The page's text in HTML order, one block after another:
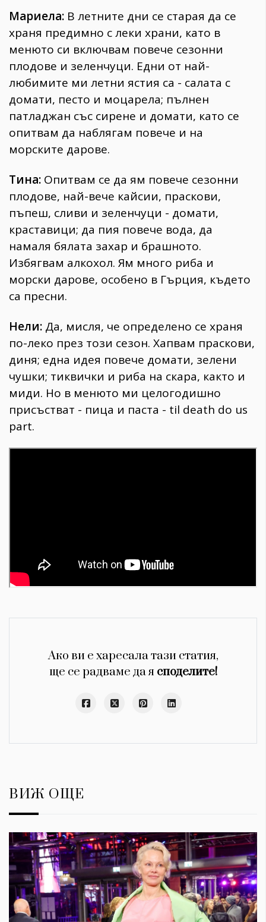
Мариела: В летните дни се старая да се
храня предимно с леки храни, като в
менюто си включвам повече сезонни
плодове и зеленчуци. Едни от най-
любимите ми летни ястия са - салата с
домати, песто и моцарела; пълнен
патладжан със сирене и домати, като се
опитвам да наблягам повече и на
морските дарове.
Тина: Опитвам се да ям повече сезонни
плодове, най-вече кайсии, праскови,
пъпеш, сливи и зеленчуци - домати,
краставици; да пия повече вода, да
намаля бялата захар и брашното.
Избягвам алкохол. Ям много риба и
морски дарове, особено в Гърция, където
са пресни.
Нели: Да, мисля, че определено се храня
по-леко през този сезон. Хапвам праскови,
диня; една идея повече домати, зелени
чушки; тиквички и риба на скара, както и
миди. Но в менюто ми целогодишно
присъстват - пица и паста - til death do us
part.
Ако ви е харесала тази статия,
ще се радваме да я споделите!
ВИЖ ОЩЕ